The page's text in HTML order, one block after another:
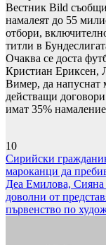
Вестник Bild
намалеят до 55
отбори,
титли в
Очаква се доста
Кристиан Ериксен,
Вимер, да напуснат
действащи
имат 35%
10
Навигация
Сирийски
мароканци да
Деа Емилова, Сияна
доволни от
първенство по